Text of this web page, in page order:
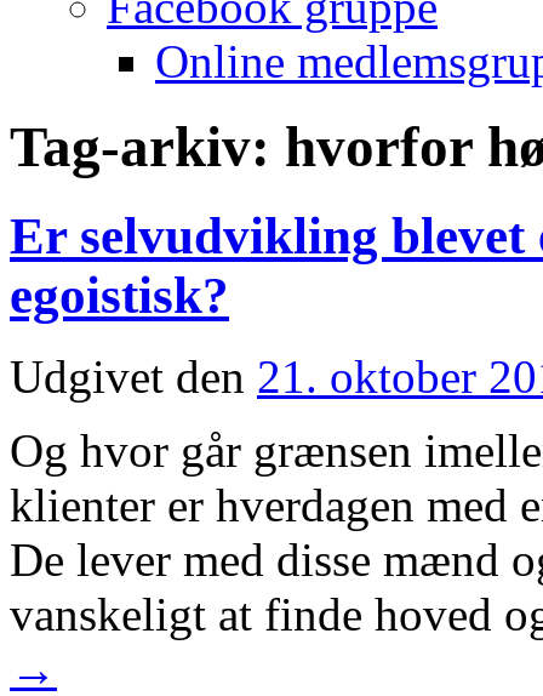
Online
Tag-arkiv: hvorfor
Er selvudvikling
egoistisk?
Udgivet den 21. oktober
Og hvor går grænsen
klienter er hverdagen med
De lever med disse mænd
vanskeligt at finde hoved
→